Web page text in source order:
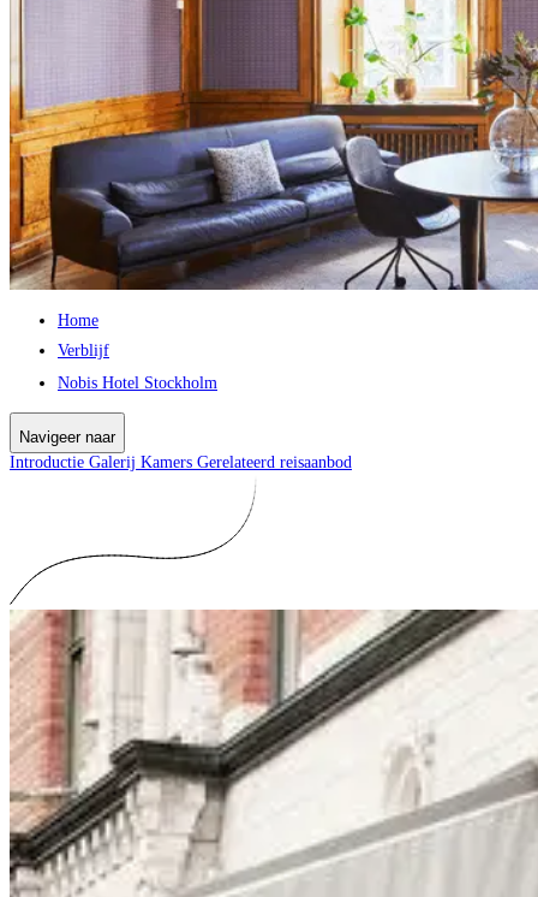
Home
Verblijf
Nobis Hotel Stockholm
Navigeer naar
Introductie Galerij Kamers Gerelateerd reisaanbod